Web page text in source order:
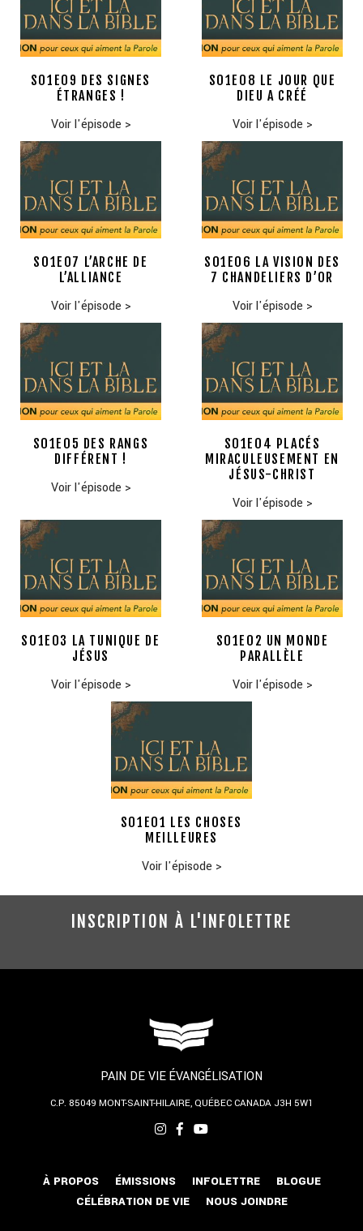
S01E09 DES SIGNES
ÉTRANGES !
Voir l'épisode >
S01E08 LE JOUR QUE
DIEU A CRÉÉ
Voir l'épisode >
S01E07 L’ARCHE DE
L’ALLIANCE
Voir l'épisode >
S01E06 LA VISION DES
7 CHANDELIERS D’OR
Voir l'épisode >
S01E05 DES RANGS
DIFFÉRENT !
Voir l'épisode >
S01E04 PLACÉS
MIRACULEUSEMENT EN
JÉSUS-CHRIST
Voir l'épisode >
S01E03 LA TUNIQUE DE
JÉSUS
Voir l'épisode >
S01E02 UN MONDE
PARALLÈLE
Voir l'épisode >
S01E01 LES CHOSES
MEILLEURES
Voir l'épisode >
INSCRIPTION À L'INFOLETTRE
PAIN DE VIE ÉVANGÉLISATION
C.P. 85049 MONT-SAINT-HILAIRE, QUÉBECCANADA J3H 5W1
À PROPOS ÉMISSIONS INFOLETTRE
BLOGUE
CÉLÉBRATION DE VIE
NOUS JOINDRE